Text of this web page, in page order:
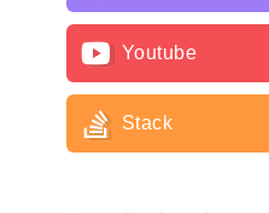
Youtube
Stack